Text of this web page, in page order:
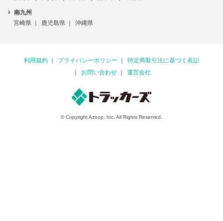
南九州
宮崎県
鹿児島県 沖縄県
利用規約 プライバシーポリシー
特定商取引法に基づく表記
お問い合わせ
運営会社
© Copyright Azoop, Inc. All Rights Reserved.